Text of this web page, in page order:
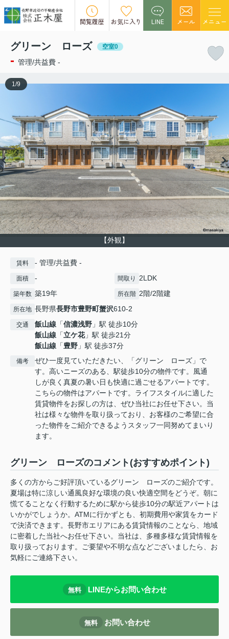
閲覧履歴 お気に入り LINE メール メニュー
この物件の募集は終了しました。
グリーン ローズ 空室0
- 管理/共益費 -
【外観】
1/9
賃料 - 管理/共益費 -
面積 - 間取り 2LDK
築年数 築19年 所在階 2階/2階建
所在地 長野県長野市豊野町蟹沢610-2
交通 飯山線 「信濃浅野 」駅 徒歩10分
飯山線 「立ケ花」駅 徒歩21分
飯山線 「豊野 」駅 徒歩37分
備考
ぜひ一度見ていただきたい、「グリーン ローズ」で
す。高いニーズのある、駅徒歩10分の物件です。風通
しが良く真夏の暑い日も快適に過ごせるアパートです。
こちらの物件はアパートです。ライフスタイルに適した
賃貸物件をお探しの方は、ぜひ当社にお任せ下さい。当
社は様々な物件を取り扱っており、お客様のご希望に合
った物件をご紹介できるようスタッフ一同努めてまいり
ます。
グリーン ローズのコメント(おすすめポイント)
多くの方からご好評頂いているグリーン ローズのご紹介です。
夏場は特に涼しい通風良好な環境の良い快適空間をどうぞ。朝に
慌てることなく行動するために駅から徒歩10分の駅近アパートは
いかがでしょうか。ATMに行かずとも、初期費用や家賃をカード
で決済できます。長野市エリアにある賃貸情報のことなら、地域
に密着した当社へお任せ下さい。当社は、多種多様な賃貸情報を
取り扱っております。ご要望や不明な点などございましたら、お
気軽にご連絡下さい。
無料 LINEからお問い合わせ
無料 お問い合わせ